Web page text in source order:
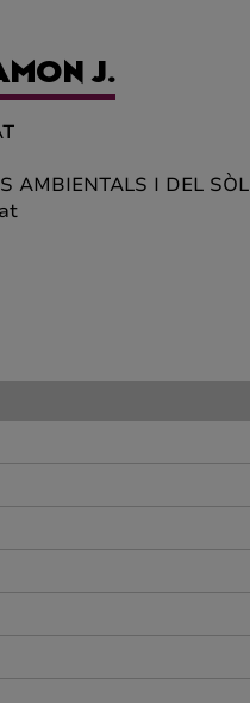
J.
AMBIENTALS I DEL SÒL